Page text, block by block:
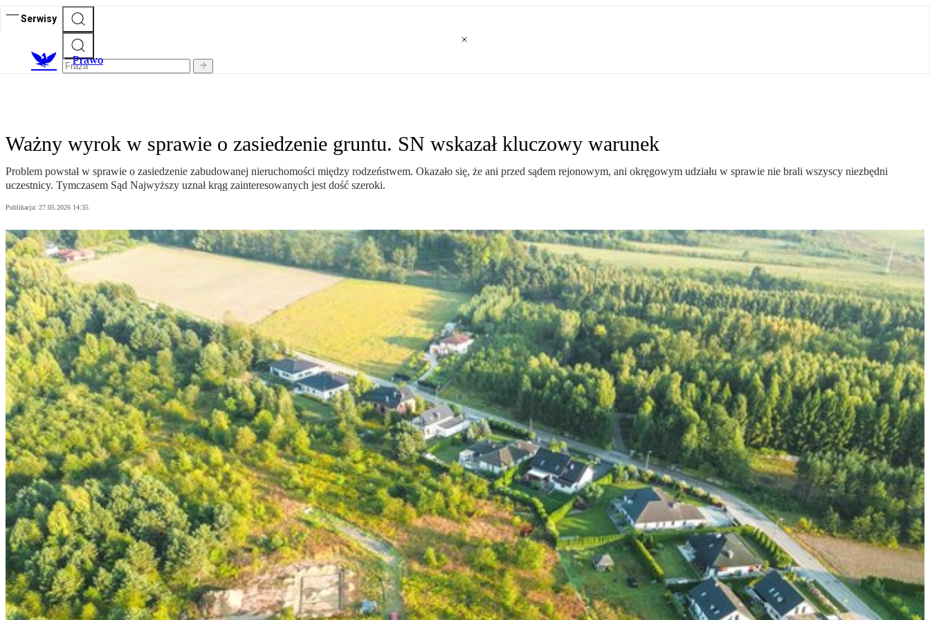
Serwisy
Prawo
Ważny wyrok w sprawie o zasiedzenie gruntu. SN wskazał kluczowy warunek
Problem powstał w sprawie o zasiedzenie zabudowanej nieruchomości między rodzeństwem. Okazało się, że ani przed sądem rejonowym, ani okręgowym udziału w sprawie nie brali wszyscy niezbędni
uczestnicy. Tymczasem Sąd Najwyższy uznał krąg zainteresowanych jest dość szeroki.
Publikacja: 27.05.2026 14:35